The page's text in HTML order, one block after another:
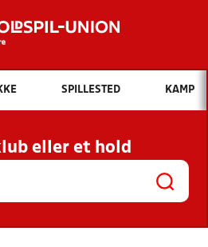
Hvad vil du søge efter?
INDHOLD OG NYHEDER
KLUBBER OG
HOLD
SPILLESTED KAMP
eller et hold